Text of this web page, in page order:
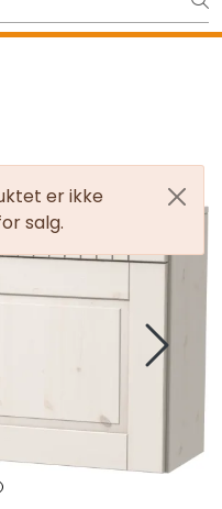
Sjekk her først
er ikke
salg.
Tilbake